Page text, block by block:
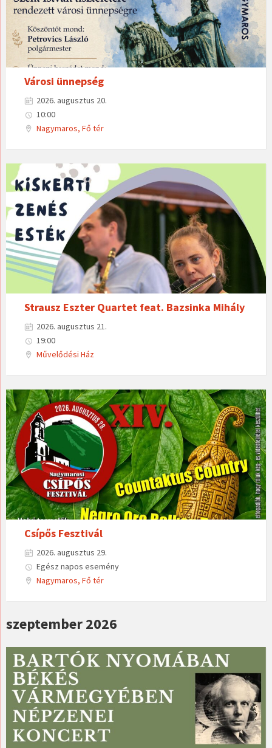
Városi ünnepség
2026. augusztus 20.
10:00
Nagymaros, Fő tér
Strausz Eszter Quartet feat. Bazsinka Mihály
2026. augusztus 21.
19:00
Művelődési Ház
Csípős Fesztivál
2026. augusztus 29.
Egész napos esemény
Nagymaros, Fő tér
szeptember 2026